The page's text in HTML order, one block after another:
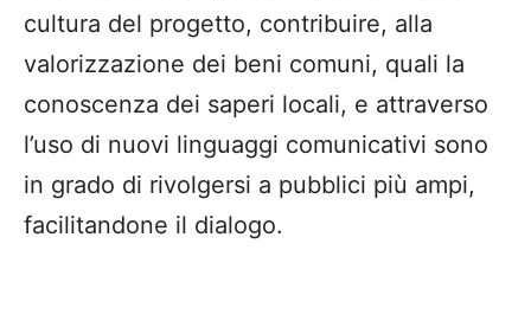
cultura del progetto, contribuire, alla
valorizzazione dei beni comuni, quali la
conoscenza dei saperi locali, e attraverso
l’uso di nuovi linguaggi comunicativi sono
in grado di rivolgersi a pubblici più ampi,
facilitandone il dialogo.